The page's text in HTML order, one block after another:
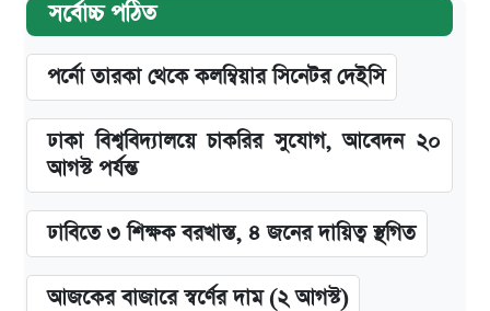
সর্বোচ্চ পঠিত
পর্নো তারকা থেকে কলম্বিয়ার সিনেটর দেইসি
ঢাকা বিশ্ববিদ্যালয়ে চাকরির সুযোগ, আবেদন ২০
আগস্ট পর্যন্ত
ঢাবিতে ৩ শিক্ষক বরখাস্ত, ৪ জনের দায়িত্ব স্থগিত
আজকের বাজারে স্বর্ণের দাম (২ আগস্ট)